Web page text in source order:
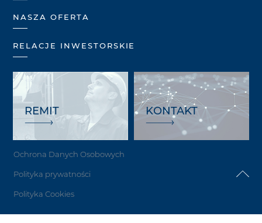
NASZA OFERTA
RELACJE INWESTORSKIE
REMIT KONTAKT
Ochrona Danych Osobowych
Polityka prywatności
Polityka Cookies